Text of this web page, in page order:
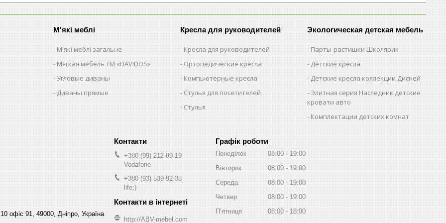
М'які меблі
М'які меблі загальне
Мягкая мебель ТМ «DAVIDOS»
Угловые диваны
Диваны прямые
Кресла для руководителей
Кресла для руководителей
Ортопедические кресла
Компьютерные кресла
Стулья для посетителей
Стулья
Экологическая детская мебель
Парты-растишки Школярик
Детские кресла
Детские кресла коллекции Дисней
Элитная серия Наследник детские
кровати авто
Комплектации детских комнат
офіс 91, 49000, Дніпро, Україна
+380 (99) 212-89-19
Vodafone
+380 (93) 539-92-38
life:)
http://ABV-mebel.com
Графік роботи
Понеділок 08:00
19:00
Вівторок
08:00
19:00
Середа
08:00
19:00
Четвер
08:00
19:00
Пʼятниця
08:00
18:00